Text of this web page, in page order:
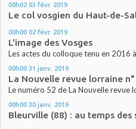
00h02 03 févr. 2019
Le col vosgien du Haut-de-
00h00 02 févr. 2019
L'image des Vosges
Les actes du colloque tenu en 2016
00h00 31 janv. 2019
La Nouvelle revue lorraine
Le numéro 52 de La Nouvelle revue
00h00 30 janv. 2019
Bleurville (88) : au temps des